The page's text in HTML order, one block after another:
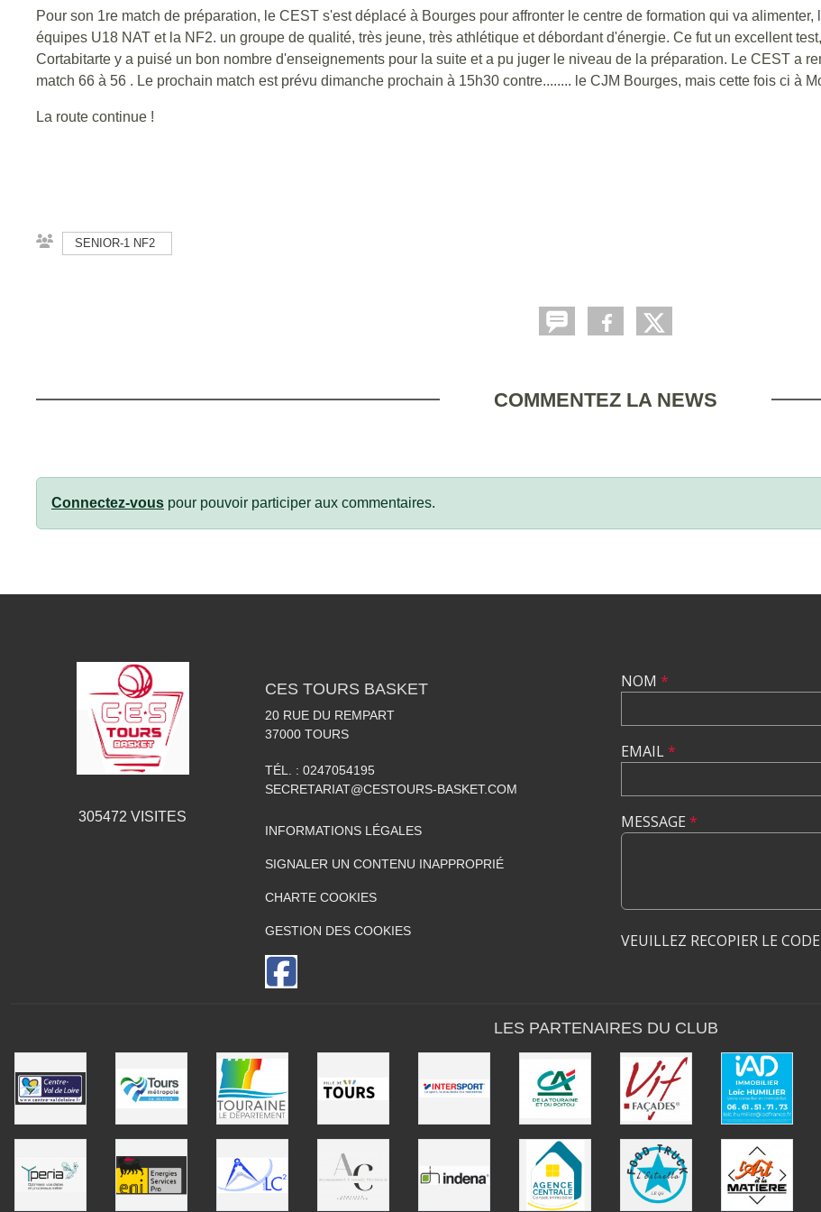
Pour son 1re match de préparation, le CEST s'est déplacé à Bourges pour affronter le centre de formation qui va alimenter,
équipes U18 NAT et la NF2. un groupe de qualité, très jeune, très athlétique et débordant d'énergie. Ce fut un excellent
Cortabitarte y a puisé un bon nombre d'enseignements pour la suite et a pu juger le niveau de la préparation. Le CEST a
match 66 à 56 . Le prochain match est prévu dimanche prochain à 15h30 contre........ le CJM Bourges, mais cette fois ci à
La route continue !
SENIOR-1 NF2
COMMENTEZ LA NEWS
Connectez-vous pour pouvoir participer aux commentaires.
305472 VISITES
CES TOURS BASKET
20 RUE DU REMPART
37000 TOURS
TÉL. : 0247054195
SECRETARIAT@CESTOURS-BASKET.COM
INFORMATIONS LÉGALES
SIGNALER UN CONTENU INAPPROPRIÉ
CHARTE COOKIES
GESTION DES COOKIES
NOM *
EMAIL*
MESSAGE *
VEUILLEZ RECOPIER LE CODE
LES PARTENAIRES DU CLUB